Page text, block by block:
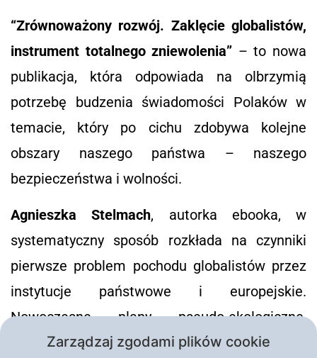
“Zrównoważony rozwój. Zaklęcie globalistów,
instrument totalnego zniewolenia” – to nowa
publikacja, która odpowiada na olbrzymią
potrzebę budzenia świadomości Polaków w
temacie, który po cichu zdobywa kolejne
obszary naszego państwa – naszego
bezpieczeństwa i wolności.
Agnieszka Stelmach, autorka ebooka, w
systematyczny sposób rozkłada na czynniki
pierwsze problem pochodu globalistów przez
instytucje państwowe i europejskie.
Nowoczesne plany pseudo-ekologiczne,
bezwarunkowy dochód podstawowy i wielkie
Zarządzaj zgodami plików cookie